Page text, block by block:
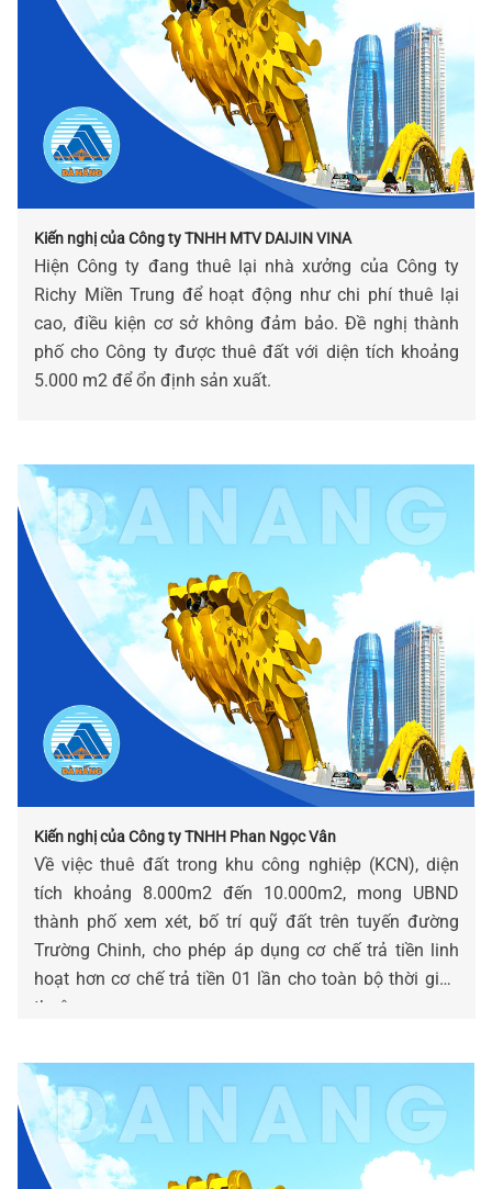
Kiến nghị của Công ty TNHH MTV DAIJIN VINA
Hiện Công ty đang thuê lại nhà xưởng của Công ty
Richy Miền Trung để hoạt động như chi phí thuê lại
cao, điều kiện cơ sở không đảm bảo. Đề nghị thành
phố cho Công ty được thuê đất với diện tích khoảng
5.000 m2 để ổn định sản xuất.
Kiến nghị của Công ty TNHH Phan Ngọc Vân
Về việc thuê đất trong khu công nghiệp (KCN), diện
tích khoảng 8.000m2 đến 10.000m2, mong UBND
thành phố xem xét, bố trí quỹ đất trên tuyến đường
Trường Chinh, cho phép áp dụng cơ chế trả tiền linh
hoạt hơn cơ chế trả tiền 01 lần cho toàn bộ thời gian
thuê.